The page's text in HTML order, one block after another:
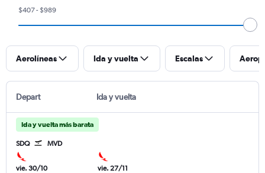
$407 - $989
Aerolíneas Ida y vuelta Escalas
Depart Ida y vuelta
Ida y vuelta más barata
SDQ MVD
vie. 30/10
vie. 27/11